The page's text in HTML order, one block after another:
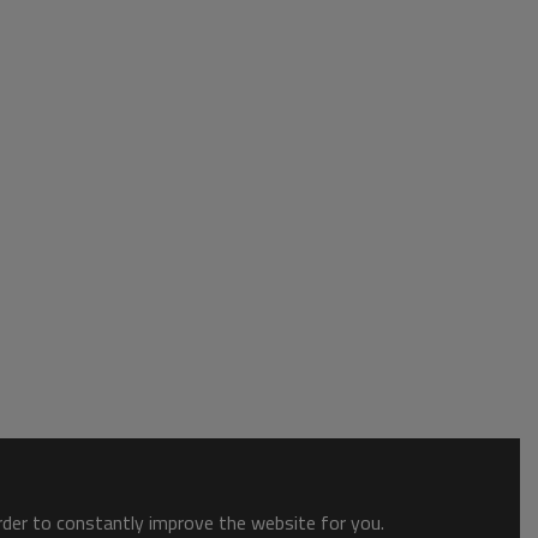
to constantly improve the website for you.